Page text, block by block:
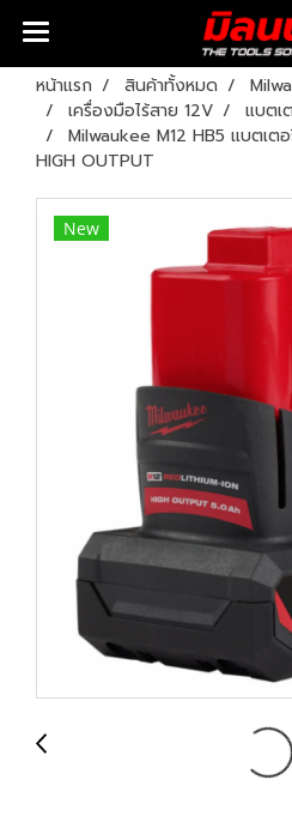
หน้าแรก สินค้าทั้งหมด
เครื่องมือไร้สาย 12V
แบตเ
Milwaukee M12 HB5 แบตเต
HIGH OUTPUT
New